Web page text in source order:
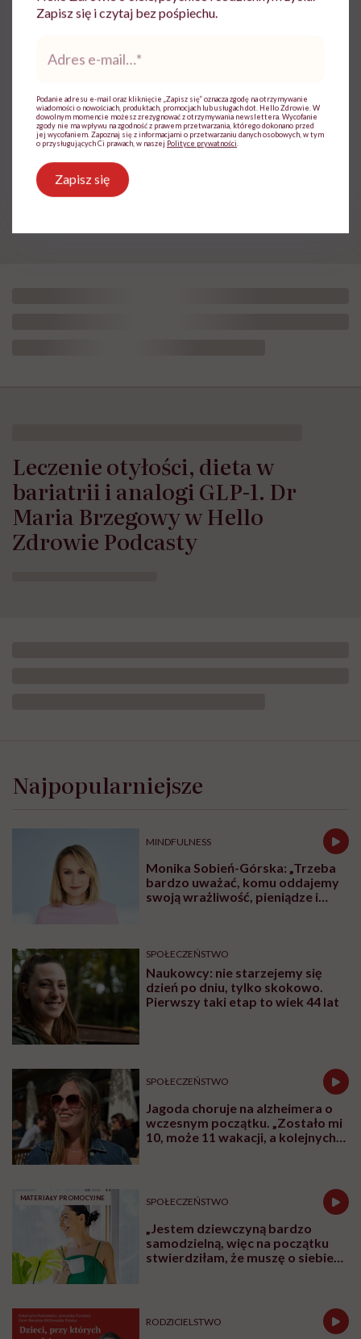
„Otyłość to nie problem
estetyczny, lecz przewlekła
choroba”. Prof. Karolina Kłoda,
która mierzy się z tym
schorzeniem, mówi pacjentom:
to nie wasza wina
Leczenie otyłości, dieta w
bariatrii i analogi GLP-1. Dr
Maria Brzegowy w Hello
Zdrowie Podcasty
Najpopularniejsze
MINDFULNESS
Monika Sobień-Górska: „Trzeba
bardzo uważać, komu oddajemy
swoją wrażliwość, pieniądze i
SPOŁECZEŃSTWO
Naukowcy: nie starzejemy się
dzień po dniu, tylko skokowo.
Pierwszy taki etap to wiek 44 lat
SPOŁECZEŃSTWO
Jagoda choruje na alzheimera o
wczesnym początku. „Zostało mi
10, może 11 wakacji, a kolejnych
MATERIAŁY PROMOCYJNE SPOŁECZEŃSTWO
„Jestem dziewczyną bardzo
samodzielną, więc na początku
stwierdziłam, że muszę o siebie
RODZICIELSTWO
Zapisz się i czytaj bez pośpiechu.
mail*
Podanie adresu e-mail oraz kliknięcie „Zapisz się” oznacza zgodę na otrzymywanie
wiadomości o nowościach, produktach, promocjach lub usługach dot. Hello Zdrowie. W
dowolnym momencie możesz zrezygnować z otrzymywania newslettera. Wycofanie
zgody nie ma wpływu na zgodność z prawem przetwarzania, którego dokonano przed
jej wycofaniem. Zapoznaj się z informacjami o przetwarzaniu danych osobowych, w tym
o przysługujących Ci prawach, w naszej Polityce prywatności
Zapisz się